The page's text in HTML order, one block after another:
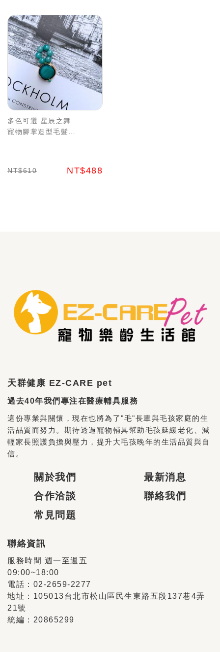
多色可選 星辰之舞
寵物腳掌造型毛髮收
NT$610 NT$488
天群健康 EZ-CARE pet
過去40年我們專注在醫療輔具服務
這份專業與關懷，現在也將為了"毛"長輩與毛孩家庭的生
活品質而努力。期待透過寵物輔具幫助毛孩延緩老化、減
輕家長照護負擔與壓力，提升大毛孩晚年的生活品質與自
信。
關於我們
合作洽談
常見問題
最新消息
聯絡我們
聯絡資訊
服務時間 週一至週五
09:00~18:00
電話：02-2659-2277
地址：105013台北市松山區民生東路五段137巷4弄
21號
統編：20865299